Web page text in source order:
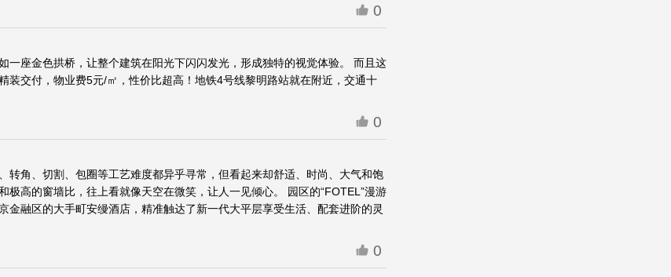
0
一座金色拱桥，让整个建筑在阳光下闪闪发光，形成独特的视觉体验。 而且这
装交付，物业费5元/㎡，性价比超高！地铁4号线黎明路站就在附近，交通十
0
转角、切割、包圈等工艺难度都异乎寻常，但看起来却舒适、时尚、大气和饱
极高的窗墙比，往上看就像天空在微笑，让人一见倾心。 园区的“FOTEL”漫游
金融区的大手町安缦酒店，精准触达了新一代大平层享受生活、配套进阶的灵
0